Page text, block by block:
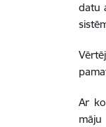
datu
Ar